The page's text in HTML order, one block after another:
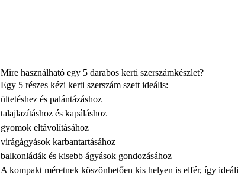
Mire használható egy 5 darabos kerti szerszámkészlet?
Egy 5 részes kézi kerti szerszám szett ideális:
ültetéshez és palántázáshoz
talajlazításhoz és kapáláshoz
gyomok eltávolításához
virágágyások karbantartásához
balkonládák és kisebb ágyások gondozásához
A kompakt méretnek köszönhetően kis helyen is elfér, így